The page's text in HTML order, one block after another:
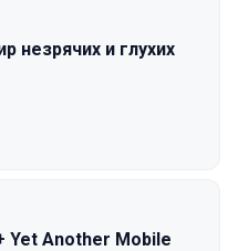
незрячих и глухих
Yet Another Mobile